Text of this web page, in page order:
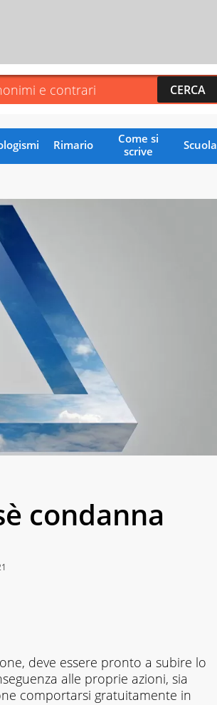
Rimario
Come si
scrive
Scuola
condanna
deve essere pronto a subire lo
alle proprie azioni, sia
comportarsi gratuitamente in